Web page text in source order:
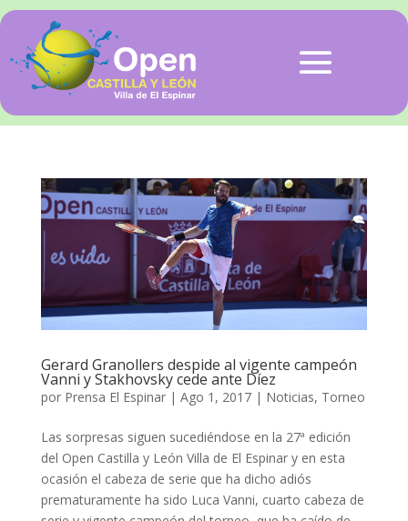
Gerard Granollers despide al vigente campeón
Vanni y Stakhovsky cede ante Díez
por Prensa El Espinar| Ago 1, 2017| Noticias, Torneo
Las sorpresas siguen sucediéndose en la 27ª edición
del Open Castilla y León Villa de El Espinar y en esta
ocasión el cabeza de serie que ha dicho adiós
prematuramente ha sido Luca Vanni, cuarto cabeza de